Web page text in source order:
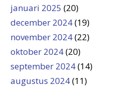
januari 2025 (20)
december 2024(19)
november 2024(22)
oktober 2024(20)
september 2024(14)
augustus 2024(11)